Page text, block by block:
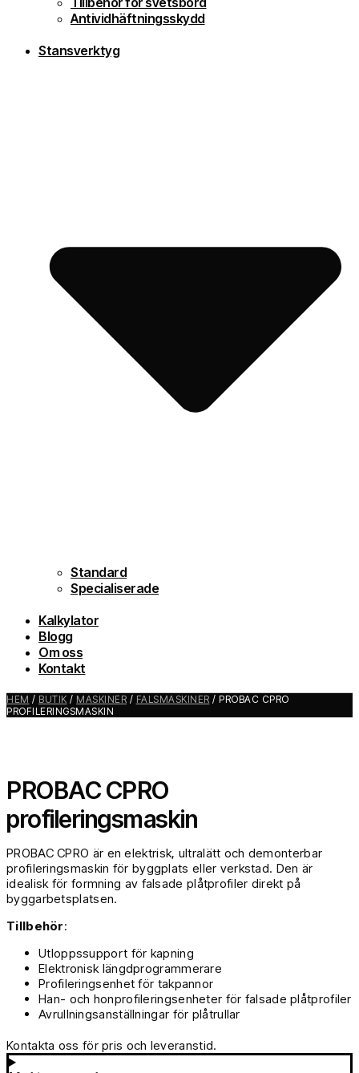
Antividhäftningsskydd
Stansverktyg
Standard
Specialiserade
Kalkylator
Blogg
Om oss
Kontakt
HEM / BUTIK / MASKINER / FALSMASKINER / PROBAC CPRO
PROFILERINGSMASKIN
PROBAC CPRO
profileringsmaskin
PROBAC CPRO är en elektrisk, ultralätt och demonterbar
profileringsmaskin för byggplats eller verkstad. Den är
idealisk för formning av falsade plåtprofiler direkt på
byggarbetsplatsen.
Tillbehör:
Utloppssupport för kapning
Elektronisk längdprogrammerare
Profileringsenhet för takpannor
Han- och honprofileringsenheter för falsade plåtprofiler
Avrullningsanställningar för plåtrullar
Kontakta oss för pris och leveranstid.